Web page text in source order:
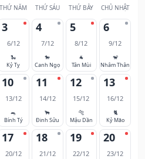
THỨ NĂM THỨ SÁU THỨ BẢY CHỦ NHẬT
3
6/12
🐍
Kỷ Tỵ
4
7/12
🐎
Canh Ngọ
5
8/12
🐐
Tân Mùi
6
9/12
🐒
Nhâm Thân
10
13/12
🐀
Bính Tý
11
14/12
🐂
Đinh Sửu
12
15/12
🐅
Mậu Dần
13
16/12
🐈
Kỷ Mão
17
20/12
18
21/12
19
22/12
20
23/12